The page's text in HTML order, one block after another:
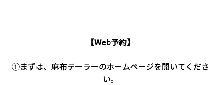
【Web予約】
①まずは、麻布テーラーのホームページを開いてくださ
い。